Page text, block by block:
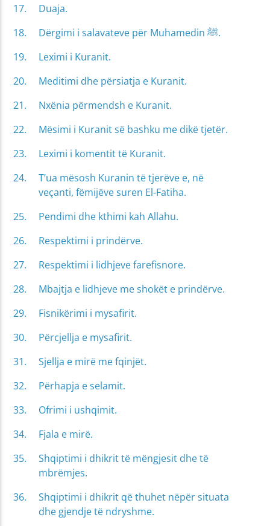
Duaja.
Dërgimi i salavateve për Muhamedin ﷺ.
Leximi i Kuranit.
Meditimi dhe përsiatja e Kuranit.
Nxënia përmendsh e Kuranit.
Mësimi i Kuranit së bashku me dikë tjetër.
Leximi i komentit të Kuranit.
T’ua mësosh Kuranin të tjerëve e, në
veçanti, fëmijëve suren El-Fatiha.
Pendimi dhe kthimi kah Allahu.
Respektimi i prindërve.
Respektimi i lidhjeve farefisnore.
Mbajtja e lidhjeve me shokët e prindërve.
Fisnikërimi i mysafirit.
Përcjellja e mysafirit.
Sjellja e mirë me fqinjët.
Përhapja e selamit.
Ofrimi i ushqimit.
Fjala e mirë.
Shqiptimi i dhikrit të mëngjesit dhe të
mbrëmjes.
Shqiptimi i dhikrit që thuhet nëpër situata
dhe gjendje të ndryshme.